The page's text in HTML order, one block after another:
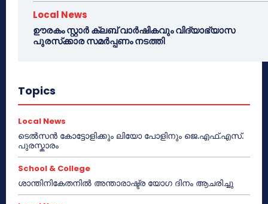
Local News
ഊരകം സ്റ്റാർ ക്ലബ് വാർഷികവും വിദ്യാഭ്യാസ
പുരസ്‌ക്കാര സമർപ്പണം നടത്തി
Topics
Local News
ടെൽസൻ കോട്ടോളിക്കും ലിയോ പോളിനും ജെ.എഫ്.എസ്.
പുരസ്കാരം
School & College
ശാന്തിനികേതനിൽ അന്താരാഷ്ട്ര യോഗ ദിനം ആചരിച്ചു